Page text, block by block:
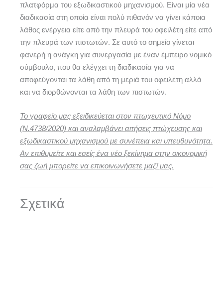
πλατφόρμα του εξωδικαστικού μηχανισμού. Είναι μία νέα
διαδικασία στη οποία είναι πολύ πιθανόν να γίνει κάποια
λάθος ενέργεια είτε από την πλευρά του οφειλέτη είτε από
την πλευρά των πιστωτών. Σε αυτό το σημείο γίνεται
φανερή η ανάγκη για συνεργασία με έναν έμπειρο νομικό
σύμβουλο, που θα ελέγχει τη διαδικασία για να
αποφεύγονται τα λάθη από τη μεριά του οφειλέτη αλλά
και να διορθώνονται τα λάθη των πιστωτών.
Το γραφείο μας εξειδικεύεται στον πτωχευτικό Νόμο
(Ν.4738/2020) και αναλαμβάνει αιτήσεις πτώχευσης και
εξωδικαστικού μηχανισμού με συνέπεια και υπευθυνότητα.
Αν επιθυμείτε και εσείς ένα νέο ξεκίνημα στην οικονομική
σας ζωή μπορείτε να επικοινωνήσετε μαζί μας.
Σχετικά